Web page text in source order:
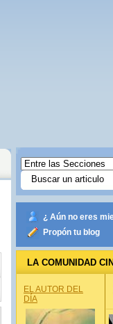
¿ Aún no eres
Propón tu blog
LA COMUNIDAD
EL AUTOR DEL
DÍA